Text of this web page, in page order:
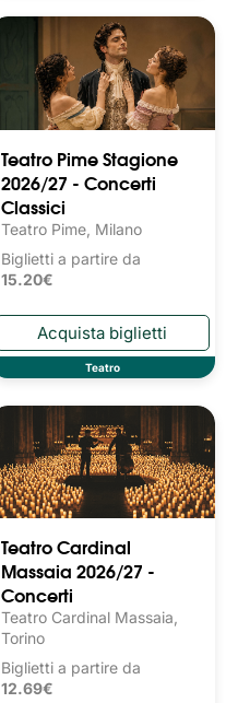
Teatro Pime Stagione
2026/27 - Concerti
Classici
Teatro Pime, Milano
Biglietti a partire da
15.20€
Teatro
Teatro Cardinal
Massaia 2026/27 -
Concerti
Teatro Cardinal Massaia,
Torino
Biglietti a partire da
12.69€